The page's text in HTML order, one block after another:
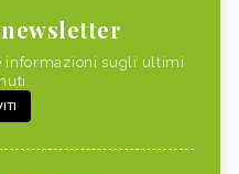
informazioni sugli ultimi